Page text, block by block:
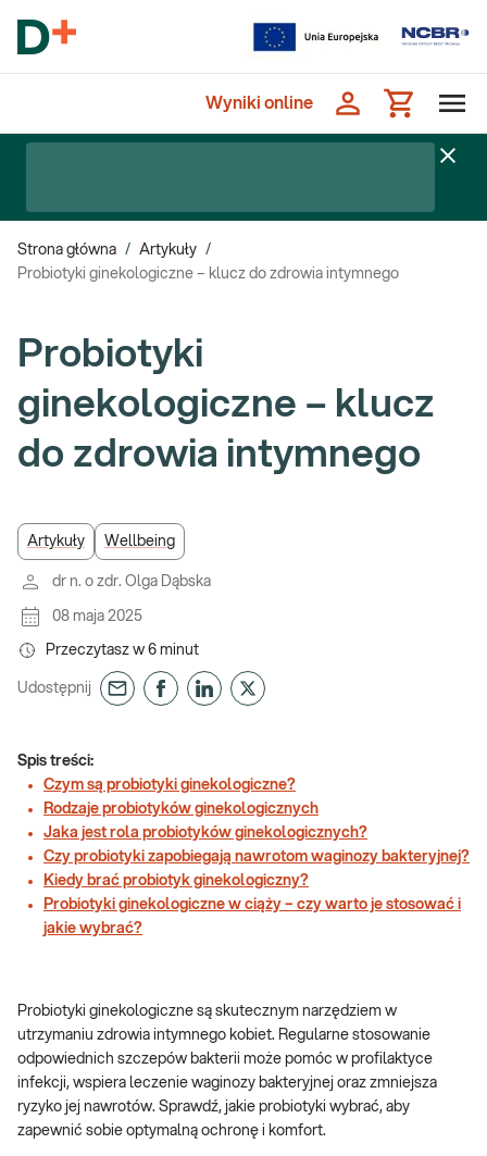
Wyniki online
Strona główna / Artykuły /
Probiotyki ginekologiczne – klucz do zdrowia intymnego
Probiotyki
ginekologiczne – klucz
do zdrowia intymnego
Artykuły Wellbeing
dr n. o zdr. Olga Dąbska
08 maja 2025
Przeczytasz w 6 minut
Udostępnij
Spis treści:
Czym są probiotyki ginekologiczne?
Rodzaje probiotyków ginekologicznych
Jaka jest rola probiotyków ginekologicznych?
Czy probiotyki zapobiegają nawrotom waginozy bakteryjnej?
Kiedy brać probiotyk ginekologiczny?
Probiotyki ginekologiczne w ciąży – czy warto je stosować i
jakie wybrać?
Probiotyki ginekologiczne są skutecznym narzędziem w
utrzymaniu zdrowia intymnego kobiet. Regularne stosowanie
odpowiednich szczepów bakterii może pomóc w profilaktyce
infekcji, wspiera leczenie waginozy bakteryjnej oraz zmniejsza
ryzyko jej nawrotów. Sprawdź, jakie probiotyki wybrać, aby
zapewnić sobie optymalną ochronę i komfort.